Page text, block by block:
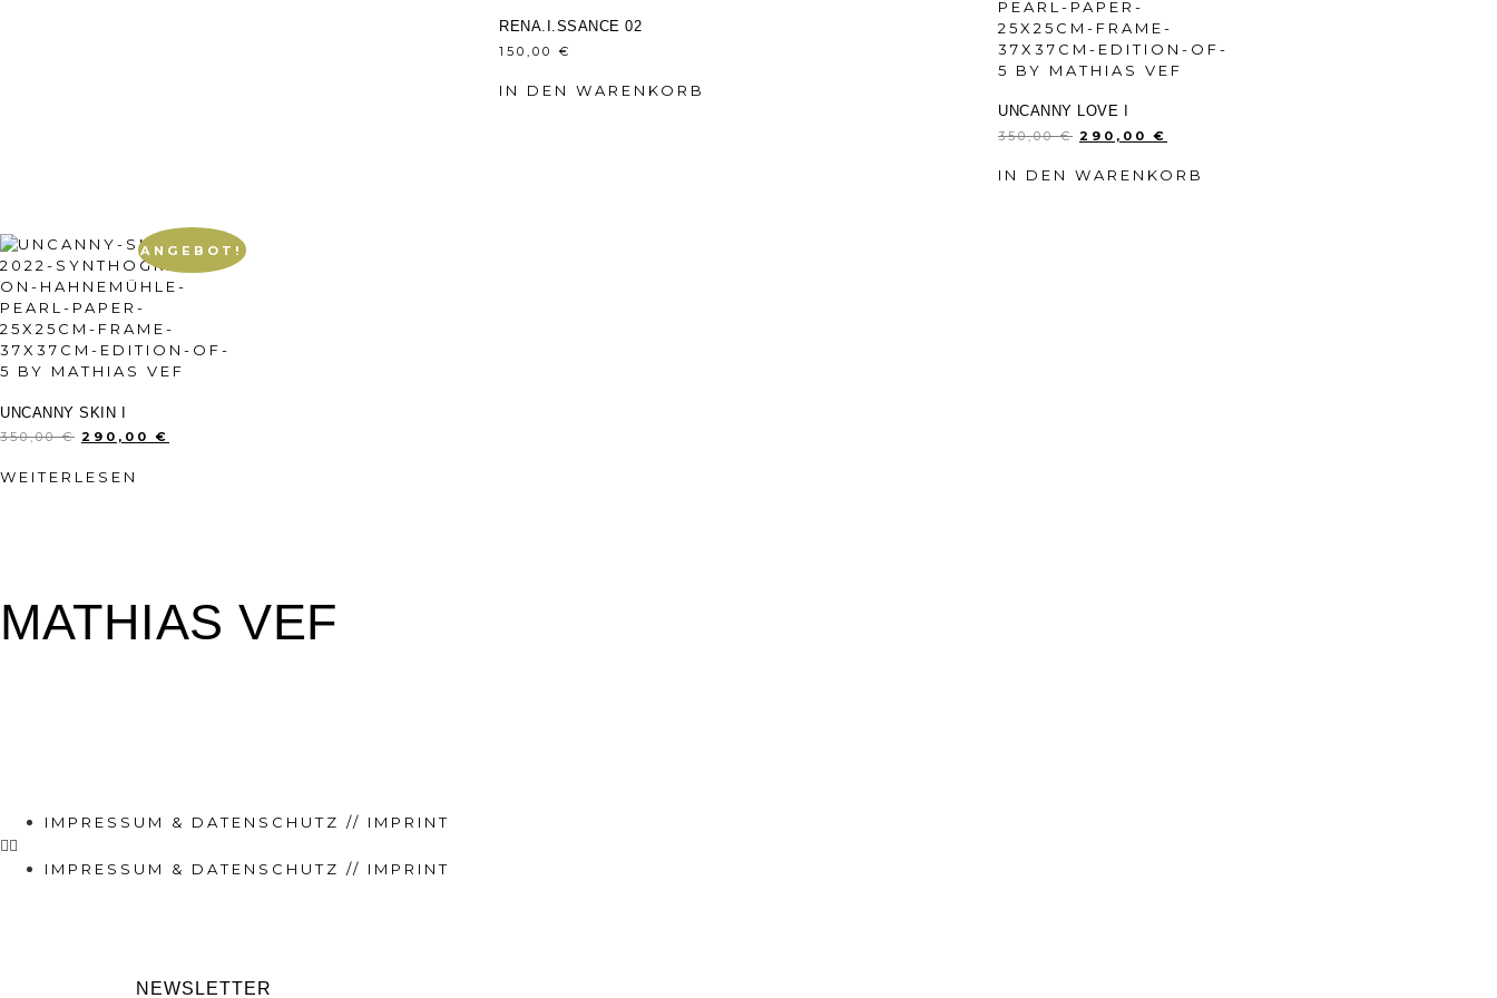
RENA.I.SSANCE 02
150,00 €
IN DEN WARENKORB
UNCANNY LOVE I
350,00€ 290,00 €
IN DEN WARENKORB
ANGEBOT!
UNCANNY SKIN I
350,00€ 290,00 €
WEITERLESEN
MATHIAS VEF
IMPRESSUM & DATENSCHUTZ // IMPRINT
IMPRESSUM & DATENSCHUTZ // IMPRINT
NEWSLETTER